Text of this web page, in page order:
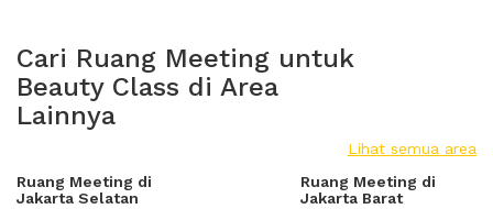
Cari Ruang Meeting untuk
Beauty Class di Area
Lainnya
Lihat semua area
Ruang Meeting di
Jakarta Selatan
Ruang Meeting di
Jakarta Barat